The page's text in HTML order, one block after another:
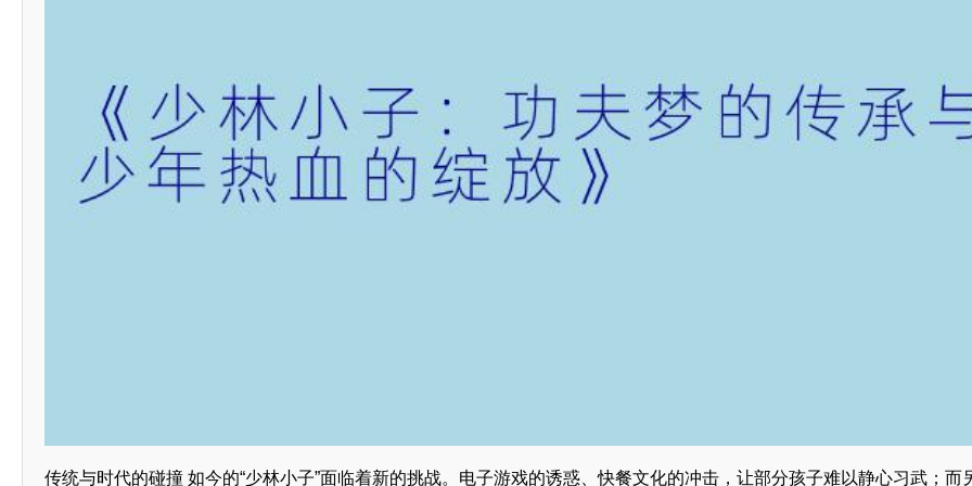
传统与时代的碰撞 如今的“少林小子”面临着新的挑战。电子游戏的诱惑、快餐文化的冲击，让部分孩子难以静心习武；而